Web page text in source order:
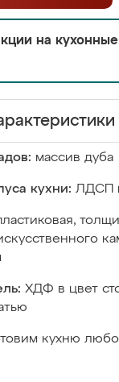
на кухонные
массив дуба
кухни: ЛДСП
ХДФ в цвет
кухню